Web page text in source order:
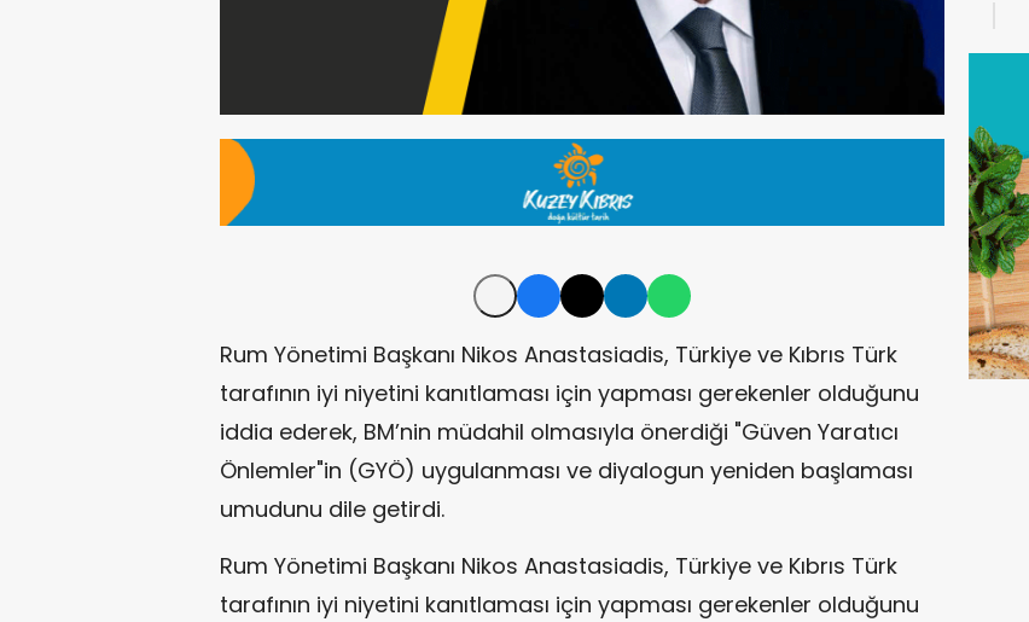
Rum Yönetimi Başkanı Nikos Anastasiadis, Türkiye ve Kıbrıs Türk
tarafının iyi niyetini kanıtlaması için yapması gerekenler olduğunu
iddia ederek, BM’nin müdahil olmasıyla önerdiği "Güven Yaratıcı
Önlemler"in (GYÖ) uygulanması ve diyalogun yeniden başlaması
umudunu dile getirdi.
Rum Yönetimi Başkanı Nikos Anastasiadis, Türkiye ve Kıbrıs Türk
tarafının iyi niyetini kanıtlaması için yapması gerekenler olduğunu